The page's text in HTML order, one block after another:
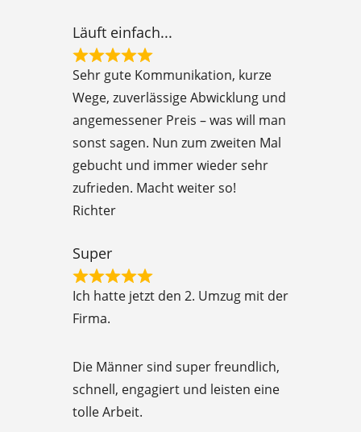
o
Läuft einfach...
R
d
5
t
o
f
Sehr gute Kommunikation, kurze
Wege, zuverlässige Abwicklung und
angemessener Preis – was will man
sonst sagen. Nun zum zweiten Mal
gebucht und immer wieder sehr
zufrieden. Macht weiter so!
Richter
Super
R
d
5
o
Ich hatte jetzt den 2. Umzug mit der
Firma.
Die Männer sind super freundlich,
schnell, engagiert und leisten eine
tolle Arbeit.